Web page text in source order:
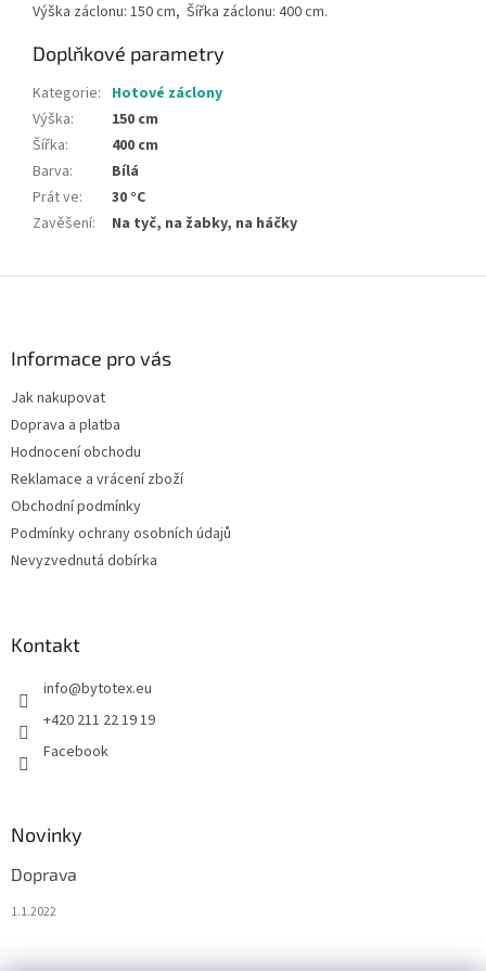
Výška záclonu: 150 cm, Šířka záclonu: 400 cm.
Doplňkové parametry
Kategorie: Hotové záclony
Výška:
150 cm
Šířka:
400 cm
Barva:
Bílá
Prát ve:
30 °C
Zavěšení: Na tyč, na žabky, na háčky
Informace pro vás
Jak nakupovat
Doprava a platba
Hodnocení obchodu
Reklamace a vrácení zboží
Obchodní podmínky
Podmínky ochrany osobních údajů
Nevyzvednutá dobírka
Kontakt
info@bytotex.eu
+420 211 22 19 19
Facebook
Novinky
Doprava
1.1.2022